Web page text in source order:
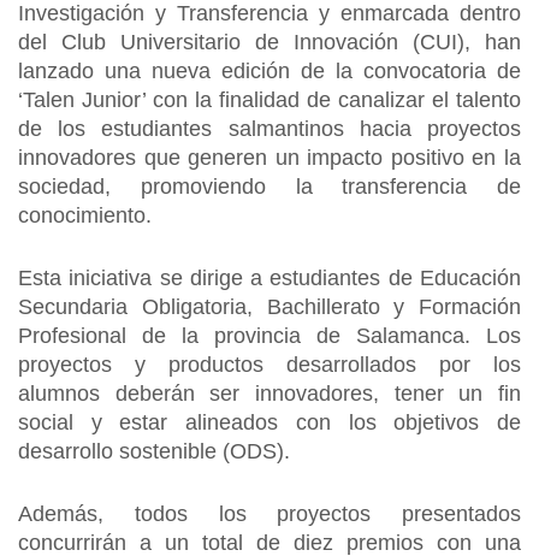
Investigación y Transferencia y enmarcada dentro
del Club Universitario de Innovación (CUI), han
lanzado una nueva edición de la convocatoria de
‘Talen Junior’ con la finalidad de canalizar el talento
de los estudiantes salmantinos hacia proyectos
innovadores que generen un impacto positivo en la
sociedad, promoviendo la transferencia de
conocimiento.
Esta iniciativa se dirige a estudiantes de Educación
Secundaria Obligatoria, Bachillerato y Formación
Profesional de la provincia de Salamanca. Los
proyectos y productos desarrollados por los
alumnos deberán ser innovadores, tener un fin
social y estar alineados con los objetivos de
desarrollo sostenible (ODS).
Además, todos los proyectos presentados
concurrirán a un total de diez premios con una